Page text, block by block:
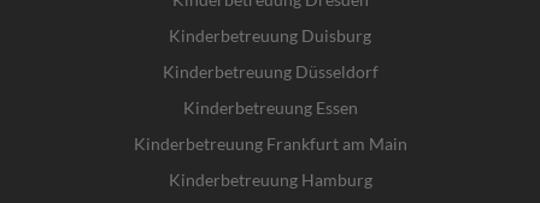
Kinderbetreuung Duisburg
Kinderbetreuung Düsseldorf
Kinderbetreuung Essen
Kinderbetreuung Frankfurt am Main
Kinderbetreuung Hamburg